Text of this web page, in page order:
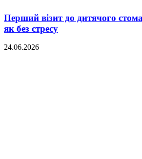
Перший візит до дитячого
як без стресу
24.06.2026